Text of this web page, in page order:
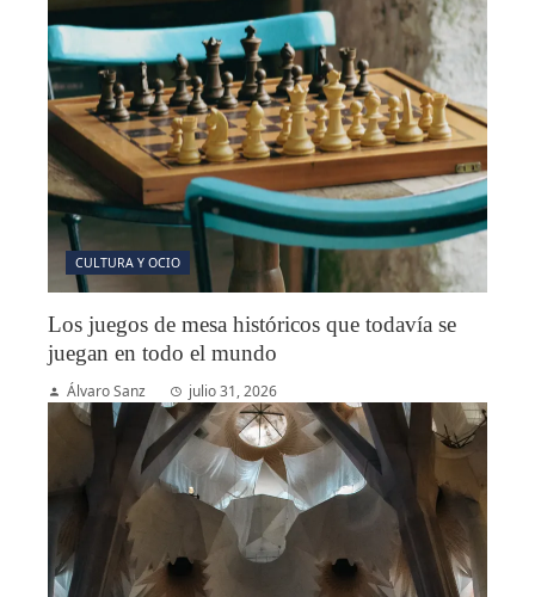
CULTURA Y OCIO
Los juegos de mesa históricos que todavía se
juegan en todo el mundo
Álvaro Sanz julio 31, 2026